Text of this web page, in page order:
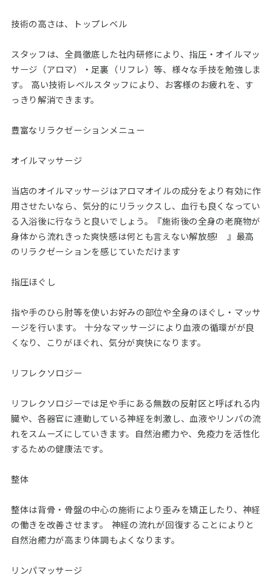
技術の高さは、トップレベル
スタッフは、全員徹底した社内研修により、指圧・オイルマッ
サージ（アロマ）・足裏（リフレ）等、様々な手技を勉強しま
す。 高い技術レベルスタッフにより、お客様のお疲れを、す
っきり解消できます。
豊富なリラクゼーションメニュー
オイルマッサージ
当店のオイルマッサージはアロマオイルの成分をより有効に作
用させたいなら、気分的にリラックスし、血行も良くなってい
る入浴後に行なうと良いでしょう。『施術後の全身の老廃物が
身体から流れきった爽快感は何とも言えない解放感! 』最高
のリラクゼーションを感じていただけます
指圧ほぐし
指や手のひら肘等を使いお好みの部位や全身のほぐし・マッサ
ージを行います。 十分なマッサージにより血液の循環がが良
くなり、こりがほぐれ、気分が爽快になります。
リフレクソロジー
リフレクソロジーでは足や手にある無数の反射区と呼ばれる内
臓や、各器官に連動している神経を刺激し、血液やリンパの流
れをスムーズにしていきます。自然治癒力や、免疫力を活性化
するための健康法です。
整体
整体は背骨・骨盤の中心の施術により歪みを矯正したり、神経
の働きを改善させます。 神経の流れが回復することによりと
自然治癒力が高まり体調もよくなります。
リンパマッサージ